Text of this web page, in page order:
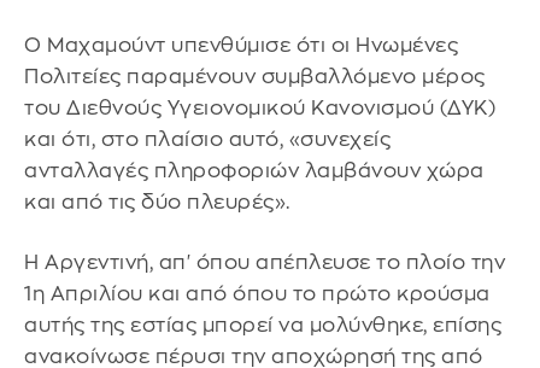
Ο Μαχαμούντ υπενθύμισε ότι οι Ηνωμένες
Πολιτείες παραμένουν συμβαλλόμενο μέρος
του Διεθνούς Υγειονομικού Κανονισμού (ΔΥΚ)
και ότι, στο πλαίσιο αυτό, «συνεχείς
ανταλλαγές πληροφοριών λαμβάνουν χώρα
και από τις δύο πλευρές».
Η Αργεντινή, απ' όπου απέπλευσε το πλοίο την
1η Απριλίου και από όπου το πρώτο κρούσμα
αυτής της εστίας μπορεί να μολύνθηκε, επίσης
ανακοίνωσε πέρυσι την αποχώρησή της από